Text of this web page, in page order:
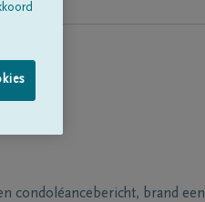
condoléancebericht, brand een